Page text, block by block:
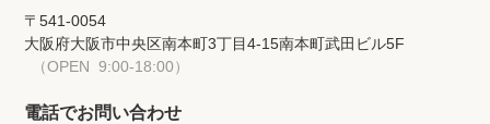
〒541-0054
大阪府大阪市中央区南本町3丁目4-15南本町武田ビル5F
（OPEN 9:00-18:00）
電話でお問い合わせ